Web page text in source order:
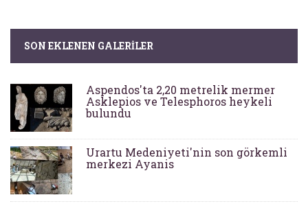
SON EKLENEN GALERILER
Aspendos'ta 2,20 metrelik mermer
Asklepios ve Telesphoros heykeli
bulundu
Urartu Medeniyeti'nin son görkemli
merkezi Ayanis